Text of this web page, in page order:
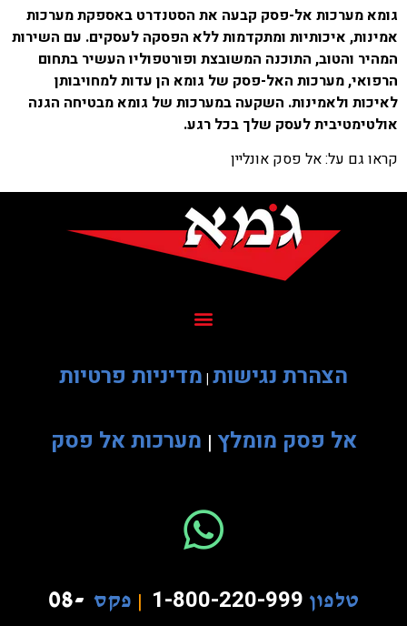
גומא מערכות אל-פסק קבעה את הסטנדרט באספקת מערכות
אמינות, איכותיות ומתקדמות ללא הפסקה לעסקים. עם השירות
המהיר והטוב, התוכנה המשובצת ופורטפוליו העשיר בתחום
הרפואי, מערכות האל-פסק של גומא הן עדות למחויבותן
לאיכות ולאמינות. השקעה במערכות של גומא מבטיחה הגנה
אולטימטיבית לעסק שלך בכל רגע.
קראו גם על:אל פסק אונליין
הצהרת נגישות מדיניות פרטיות
אל פסק מומלץ | מערכות אל פסק
טלפון 1-800-220-999
| פקס 08-